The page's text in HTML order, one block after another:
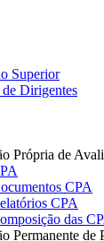
Superior
Dirigentes
Própria de
CPA
CPA
das
Permanente de